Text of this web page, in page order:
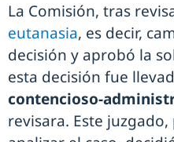
La Comisión, tras
eutanasia, es decir,
decisión y aprobó la
esta decisión fue
contencioso-
revisara. Este